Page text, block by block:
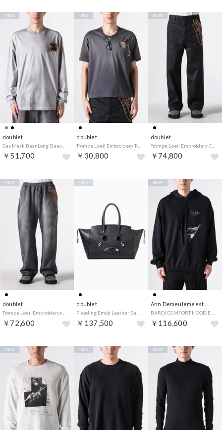
doublet
￥51,700
NEW
doublet
￥30,800
NEW
doublet
Trompe L’oeil Embroidery Chino Pants （Black）
￥74,800
NEW
doublet
￥72,600
NEW
doublet
￥137,500
NEW
￥116,600
NEW
NEW NEW NEW